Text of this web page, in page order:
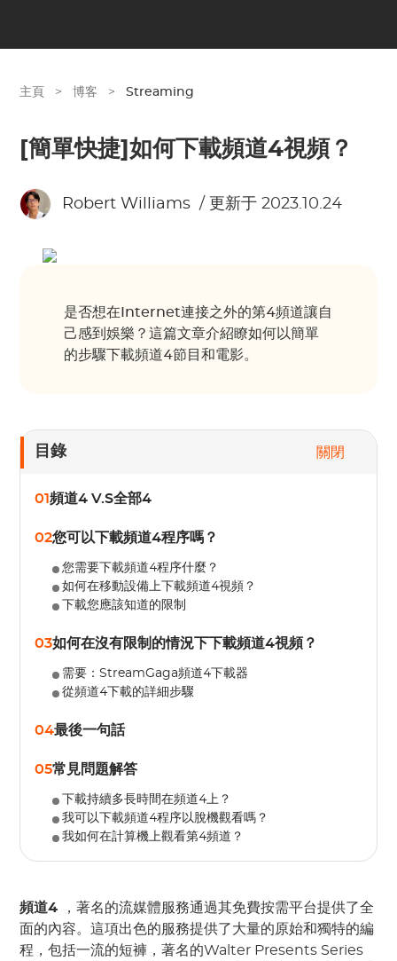
主頁 > 博客 > Streaming
[簡單快捷]如何下載頻道4視頻？
Robert Williams / 更新于 2023.10.24
是否想在Internet連接之外的第4頻道讓自
己感到娛樂？這篇文章介紹瞭如何以簡單
的步驟下載頻道4節目和電影。
目錄 關閉
01頻道4 V.S全部4
02您可以下載頻道4程序嗎？
您需要下載頻道4程序什麼？
如何在移動設備上下載頻道4視頻？
下載您應該知道的限制
03如何在沒有限制的情況下下載頻道4視頻？
需要：StreamGaga頻道4下載器
從頻道4下載的詳細步驟
04最後一句話
05常見問題解答
下載持續多長時間在頻道4上？
我可以下載頻道4程序以脫機觀看嗎？
我如何在計算機上觀看第4頻道？
頻道4
，著名的流媒體服務通過其免費按需平台提供了全
面的內容。這項出色的服務提供了大量的原始和獨特的編
程，包括一流的短褲，著名的Walter Presents Series